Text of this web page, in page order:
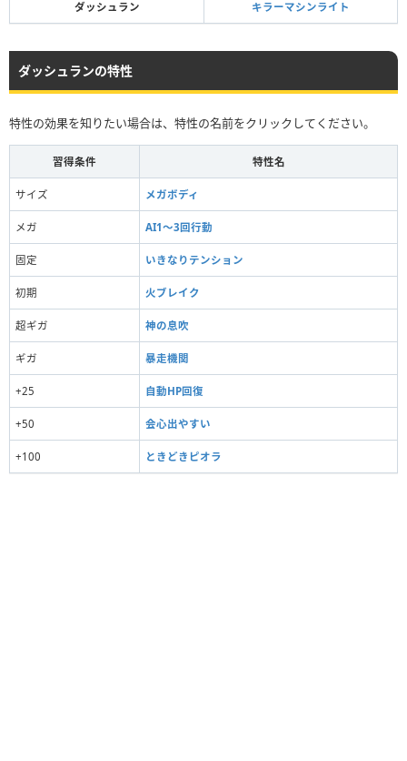
ダッシュラン キラーマシンライト
ダッシュランの特性
特性の効果を知りたい場合は、特性の名前をクリックしてください。
習得条件 特性名
サイズ メガボディ
メガ AI1～3回行動
固定 いきなりテンション
初期 火ブレイク
超ギガ 神の息吹
ギガ 暴走機関
+25 自動HP回復
+50 会心出やすい
+100 ときどきピオラ